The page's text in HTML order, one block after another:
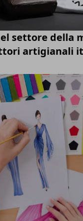
settore della
artigianali